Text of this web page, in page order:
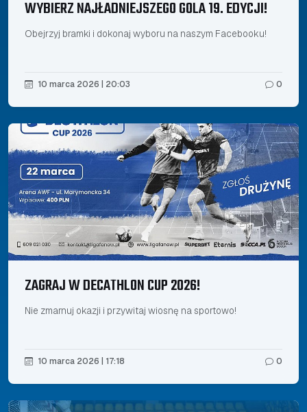
WYBIERZ NAJŁADNIEJSZEGO GOLA 19. EDYCJI!
Obejrzyj bramki i dokonaj wyboru na naszym Facebooku!
10 marca 2026 | 20:03 0
ZAGRAJ W DECATHLON CUP 2026!
Nie zmarnuj okazji i przywitaj wiosnę na sportowo!
10 marca 2026 | 17:18 0